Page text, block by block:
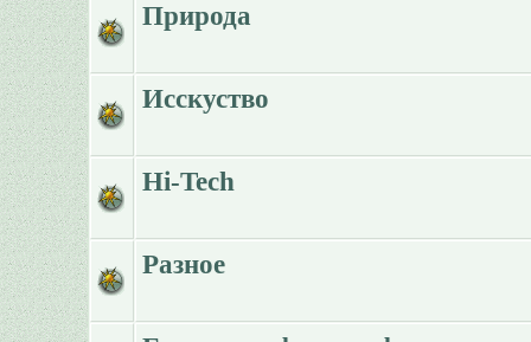
Природа
Исскуство
Hi-Tech
Разное